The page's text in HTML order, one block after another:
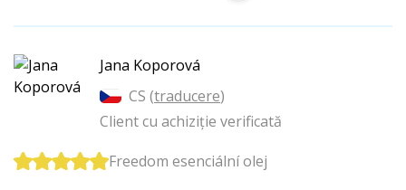
Jana Koporová
CS (traducere)
Client cu achiziție verificată
Freedom esenciální olej